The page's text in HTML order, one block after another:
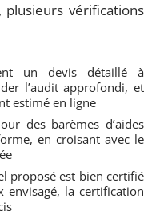
plusieurs vérifications
un devis détaillé à
l’audit approfondi, et
estimé en ligne
des barèmes d’aides
en croisant avec le
proposé est bien certifié
envisagé, la certification